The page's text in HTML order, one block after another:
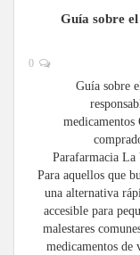
Guía sobre
Guía sobre
medicamentos
Parafarmacia La
Para aquellos que
una alternativa
accesible para
malestares
medicamentos de